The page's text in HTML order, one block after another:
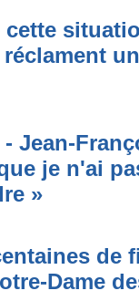
Jean-
je n'ai
»
de
Dame